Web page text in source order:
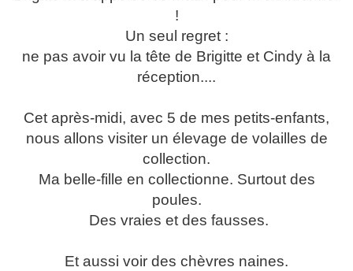
!
Un seul regret :
ne pas avoir vu la tête de Brigitte et Cindy à la
réception....
Cet après-midi, avec 5 de mes petits-enfants,
nous allons visiter un élevage de volailles de
collection.
Ma belle-fille en collectionne. Surtout des
poules.
Des vraies et des fausses.
Et aussi voir des chèvres naines.